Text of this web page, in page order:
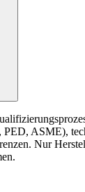
ASME),
Nur